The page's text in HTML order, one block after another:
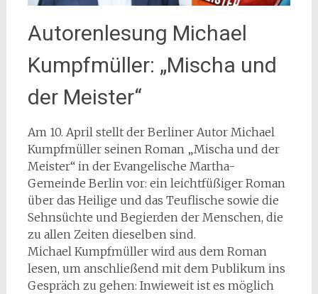
Autorenlesung Michael
Kumpfmüller: „Mischa und
der Meister“
Am 10. April stellt der Berliner Autor Michael
Kumpfmüller seinen Roman „Mischa und der
Meister“ in der Evangelische Martha-
Gemeinde Berlin vor: ein leichtfüßiger Roman
über das Heilige und das Teuflische sowie die
Sehnsüchte und Begierden der Menschen, die
zu allen Zeiten dieselben sind.
Michael Kumpfmüller wird aus dem Roman
lesen, um anschließend mit dem Publikum ins
Gespräch zu gehen: Inwieweit ist es möglich